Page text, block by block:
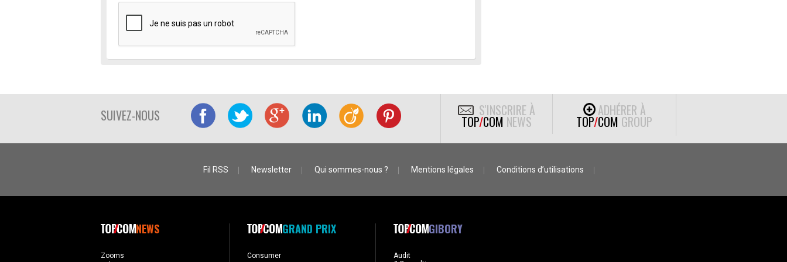
SUIVEZ-NOUS S'INSCRIRE À
TOP/COM NEWS
ADHÉRER À
TOP/COM GROUP
Fil RSS Newsletter Qui sommes-nous ? Mentions légales Conditions d’utilisations
NEWS
Zooms
GRAND PRIX
Consumer
GIBORY
Audit